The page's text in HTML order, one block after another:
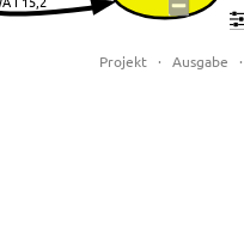
Projekt · Ausgabe ·